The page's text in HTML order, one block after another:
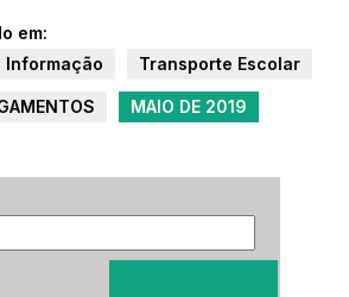
em:
Informação Transporte Escolar
MAIO DE 2019